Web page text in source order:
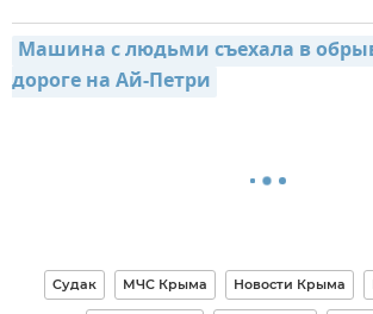
Машина с людьми съехала в
дороге на Ай-Петри
Судак МЧС Крыма Новости Крыма